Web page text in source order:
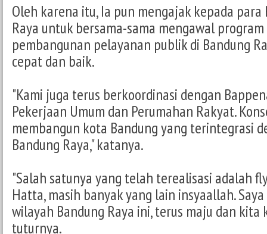
Oleh karena itu, Ia pun mengajak kepada para
Raya untuk bersama-sama mengawal
pembangunan pelayanan publik di Bandung
cepat dan baik.
"Kami juga terus berkoordinasi dengan
Pekerjaan Umum dan Perumahan Rakyat.
membangun kota Bandung yang terintegrasi
Bandung Raya," katanya.
"Salah satunya yang telah terealisasi adalah
Hatta, masih banyak yang lain insyaallah.
wilayah Bandung Raya ini, terus maju dan kita
tuturnya.